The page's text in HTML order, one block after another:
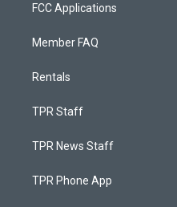
FCC Applications
Member FAQ
Rentals
TPR Staff
TPR News Staff
TPR Phone App